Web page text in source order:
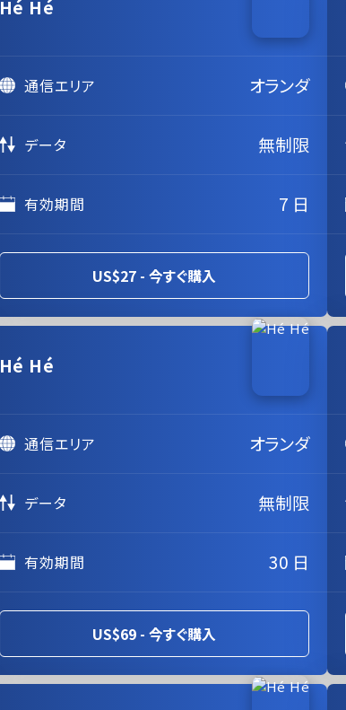
Hé Hé
通信エリア オランダ
データ 無制限
有効期間 7 日
US$27 - 今すぐ購入
Hé Hé
通信エリア オランダ
データ 無制限
有効期間 30 日
US$69 - 今すぐ購入